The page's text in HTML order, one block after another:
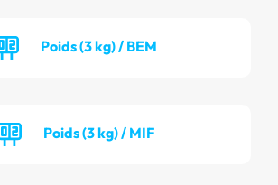
Poids (3 kg) / BEM
Poids (3 kg) / MIF